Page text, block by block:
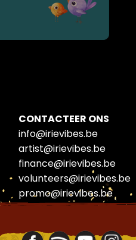
CONTACTEER ONS
info@irievibes.be
artist@irievibes.be
finance@irievibes.be
volunteers@irievibes.be
promo@irievibes.be